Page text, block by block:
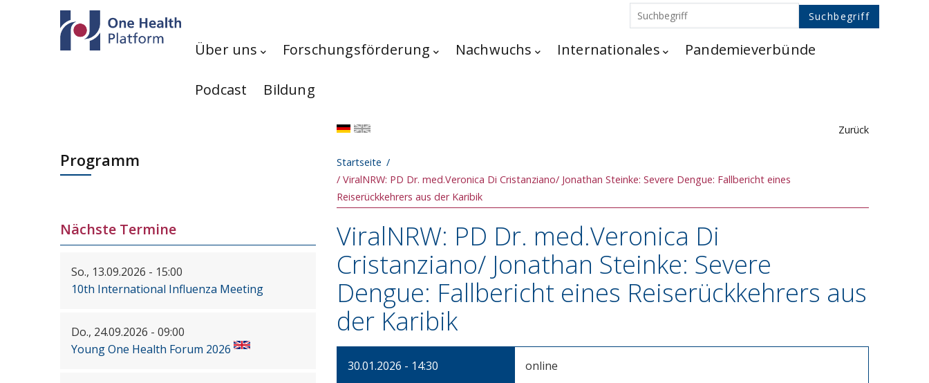
Direkt zum Inhalt
Über uns Forschungsförderung Nachwuchs Internationales Pandemieverbünde
Podcast Bildung
Zurück
Pfadnavigation
Startseite
ViralNRW: PD Dr. med.Veronica Di Cristanziano/ Jonathan Steinke: Severe Dengue: Fallbericht eines
Reiserückkehrers aus der Karibik
ViralNRW: PD Dr. med.Veronica Di
Cristanziano/ Jonathan Steinke: Severe
Dengue: Fallbericht eines Reiserückkehrers aus
der Karibik
30.01.2026 - 14:30 online
Programm
Nächste Termine
So., 13.09.2026 - 15:00
10th International Influenza Meeting
Do., 24.09.2026 - 09:00
Young One Health Forum 2026